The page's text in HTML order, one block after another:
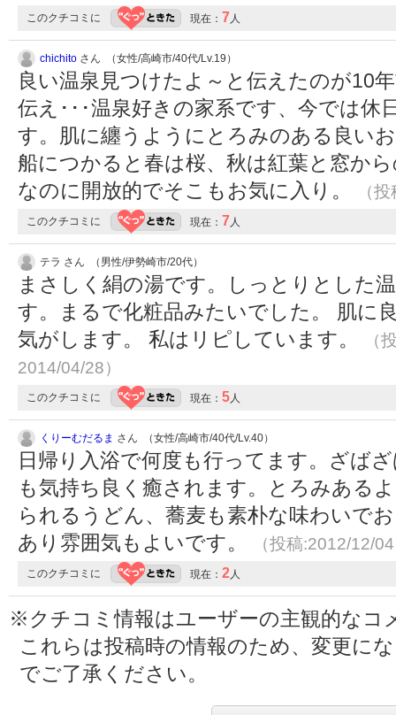
このクチコミに 現在： 7 人
chichito さん （女性/高崎市/40代/Lv.19）
良い温泉見つけたよ～と伝えたのが10
伝え･･･温泉好きの家系です、今では休
す。肌に纏うようにとろみのある良い
船につかると春は桜、秋は紅葉と窓か
なのに開放的でそこもお気に入り。
（
このクチコミに 現在： 7 人
テラ さん （男性/伊勢崎市/20代）
まさしく絹の湯です。しっとりとした
す。まるで化粧品みたいでした。 肌に
気がします。 私はリピしています。
（
2014/04/28）
このクチコミに 現在： 5 人
くりーむだるま さん （女性/高崎市/40代/Lv.40）
日帰り入浴で何度も行ってます。ざば
も気持ち良く癒されます。とろみある
られるうどん、蕎麦も素朴な味わいで
あり雰囲気もよいです。
（投稿:2012/12/
このクチコミに 現在： 2 人
※クチコミ情報はユーザーの主観的なコ
これらは投稿時の情報のため、変更に
でご了承ください。